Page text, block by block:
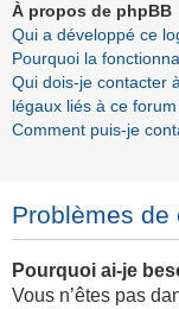
À propos de phpBB
Qui a développé ce
Pourquoi la
Qui dois-je contacter
légaux liés à ce
Comment puis-je
Problèmes de
Pourquoi ai-je
Vous n’êtes pas